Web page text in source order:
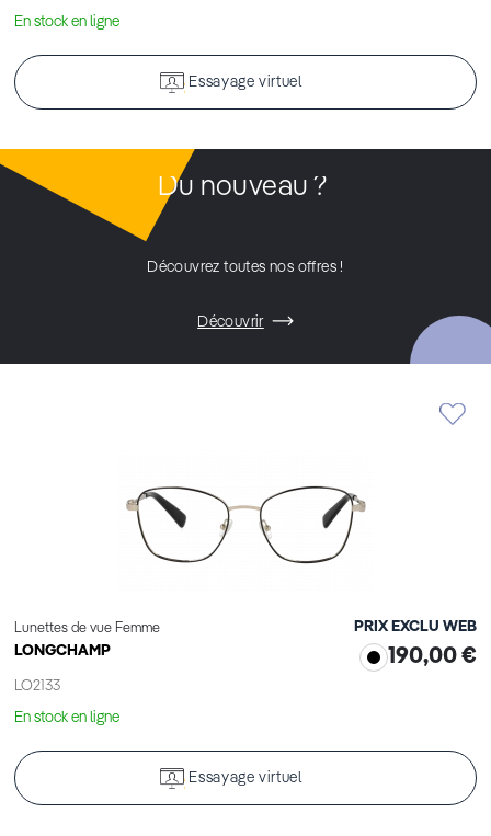
En stock en ligne
Essayage virtuel
Du nouveau ?
Découvrez toutes nos offres !
Découvrir
Lunettes de vue Femme
LONGCHAMP
LO2133
PRIX EXCLU WEB
190,00 €
En stock en ligne
Essayage virtuel